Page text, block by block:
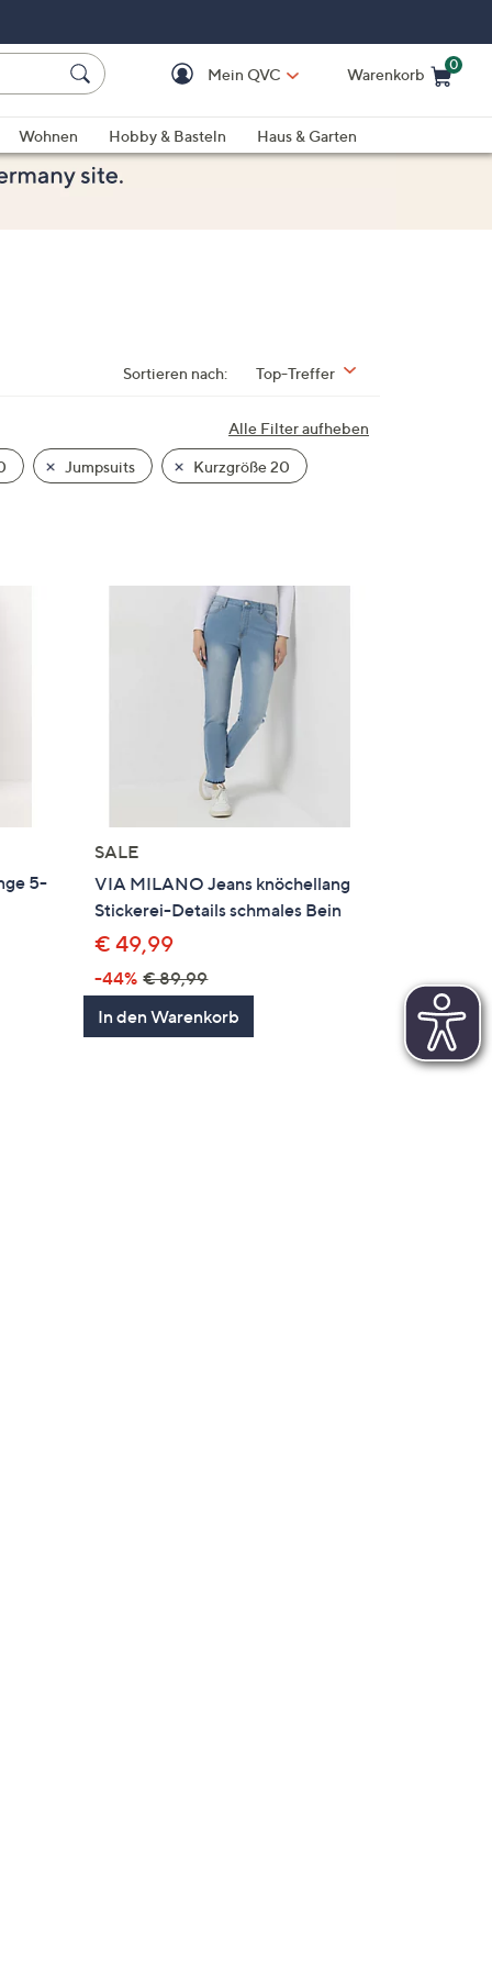
Mein QVC Warenkorb
0
Wohnen Hobby & Basteln
Haus & Garten
Sortieren nach: Top-Treffer
Alle Filter aufheben
Jumpsuits Kurzgröße 20
5-
SALE
VIA MILANO Jeans knöchellang
Stickerei-Details schmales Bein
€ 49,99
-44% € 89,99
In den Warenkorb